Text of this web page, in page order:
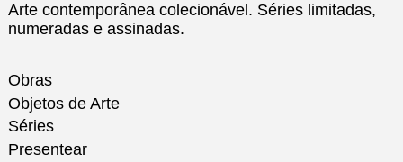
Arte contemporânea colecionável. Séries limitadas,
numeradas e assinadas.
Obras
Objetos de Arte
Séries
Presentear